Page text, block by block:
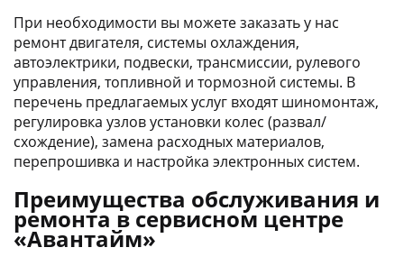
При необходимости вы можете заказать у нас
ремонт двигателя, системы охлаждения,
автоэлектрики, подвески, трансмиссии, рулевого
управления, топливной и тормозной системы. В
перечень предлагаемых услуг входят шиномонтаж,
регулировка узлов установки колес (развал/
схождение), замена расходных материалов,
перепрошивка и настройка электронных систем.
Преимущества обслуживания и
ремонта в сервисном центре
«Авантайм»